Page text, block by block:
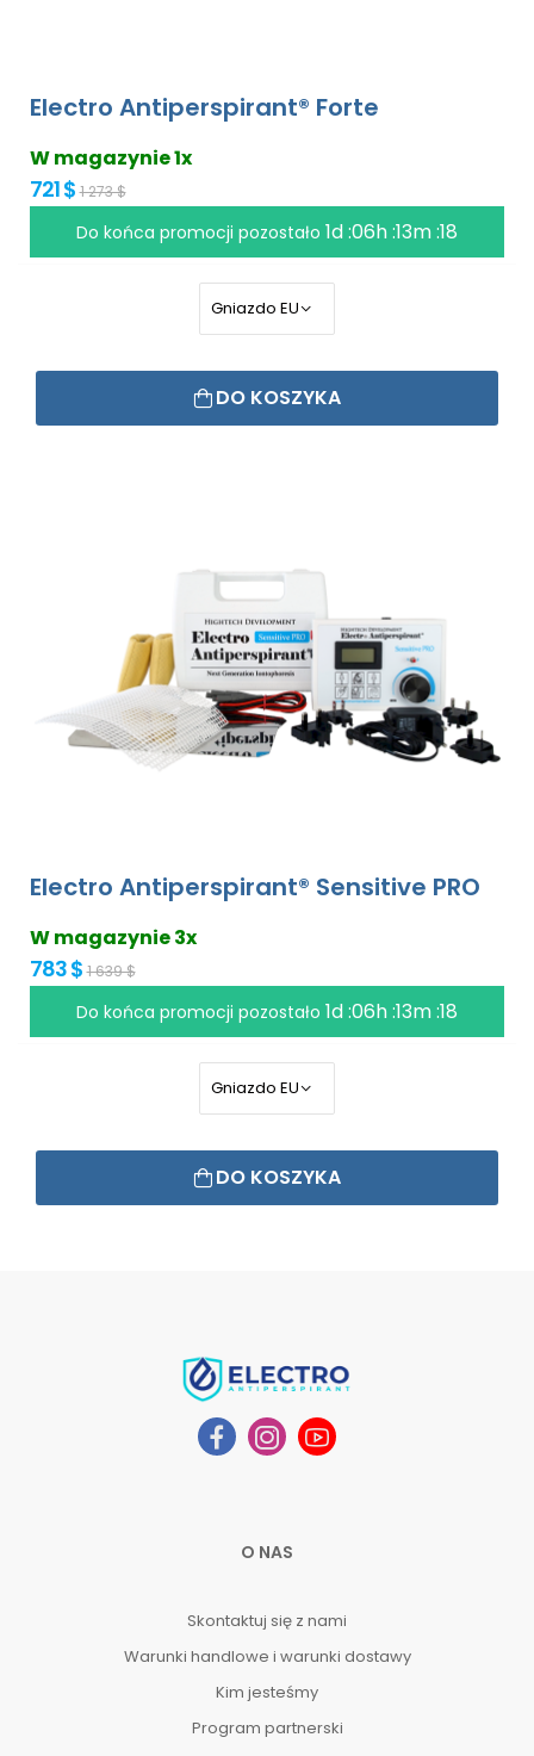
Electro Antiperspirant® Forte
W magazynie 1x
721 $ 1 273 $
Do końca promocji pozostało 1d :06h :13m :18
DO KOSZYKA
Electro Antiperspirant® Sensitive PRO
W magazynie 3x
783 $ 1 639 $
Do końca promocji pozostało 1d :06h :13m :18
DO KOSZYKA
O NAS
Skontaktuj się z nami
Warunki handlowe i warunki dostawy
Kim jesteśmy
Program partnerski